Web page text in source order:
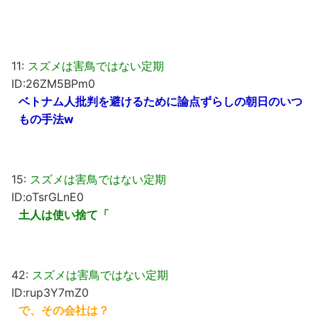
11: スズメは害鳥ではない定期
ID:26ZM5BPm0
ベトナム人批判を避けるために論点ずらしの朝日のいつ
もの手法w
15: スズメは害鳥ではない定期
ID:oTsrGLnE0
土人は使い捨て「
42: スズメは害鳥ではない定期
ID:rup3Y7mZ0
で、その会社は？